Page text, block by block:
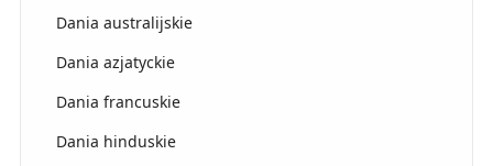
Dania australijskie
Dania azjatyckie
Dania francuskie
Dania hinduskie